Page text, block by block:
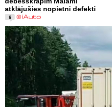
atklājušies nopietni defekti
6